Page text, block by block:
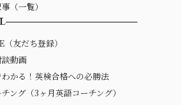
（一覧）
（友だち登録）
談動画
わかる！英検合格への必勝法
チング（3ヶ月英語コーチング）